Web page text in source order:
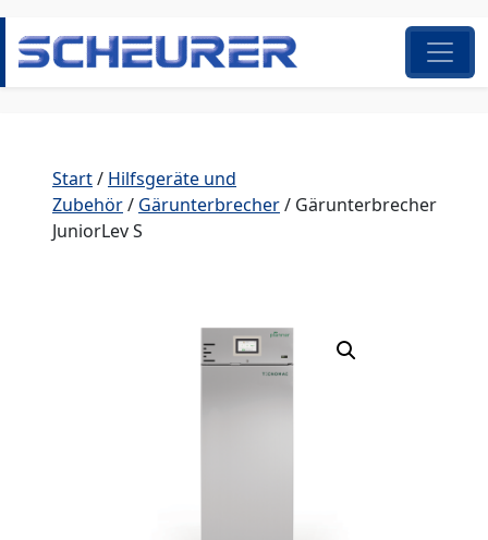
Hauptnavigation
Start/ Hilfsgeräte und
Zubehör/ Gärunterbrecher/ Gärunterbrecher
JuniorLev S